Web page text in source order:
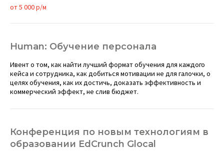
от 5 000 р/м
Human: Обучение персонала
Ивент о том, как найти лучший формат обучения для каждого
кейса и сотрудника, как добиться мотивации не для галочки, о
целях обучения, как их достичь, доказать эффективность и
коммерческий эффект, не слив бюджет.
Конференция по новым технологиям в
образовании EdCrunch Glocal